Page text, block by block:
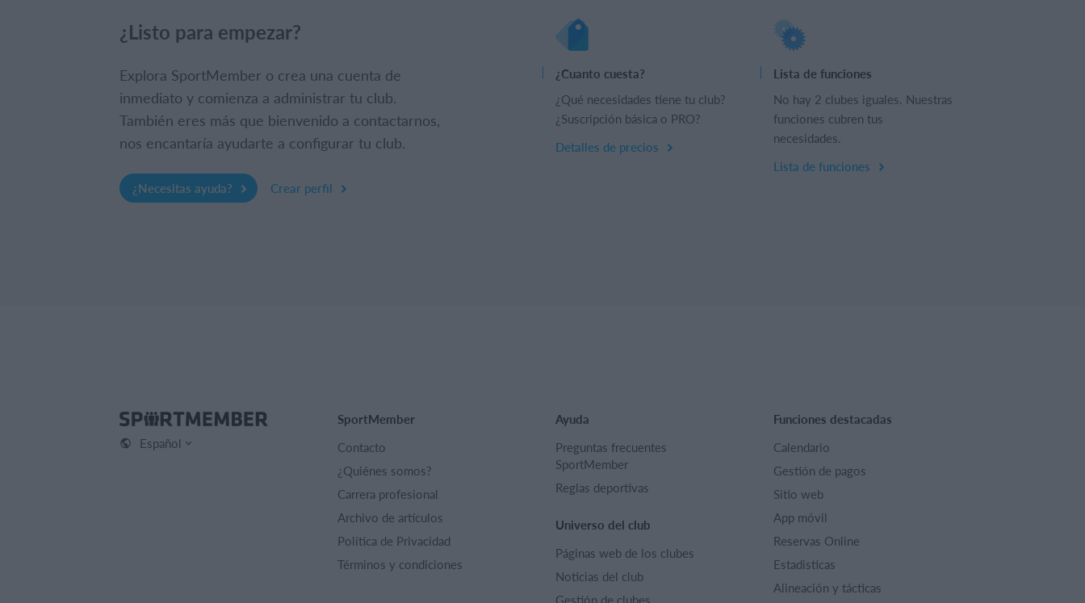
¿Listo para empezar?
Explora SportMember o crea una cuenta de
inmediato y comienza a administrar tu club.
También eres más que bienvenido a contactarnos,
nos encantaría ayudarte a configurar tu club.
¿Necesitas ayuda? Crear perfil
¿Cuanto cuesta?
¿Qué necesidades tiene tu club?
¿Suscripción básica o PRO?
Detalles de precios
Lista de funciones
No hay 2 clubes iguales. Nuestras
funciones cubren tus
necesidades.
Lista de funciones
Español
SportMember
Contacto
¿Quiénes somos?
Carrera profesional
Archivo de artículos
Política de Privacidad
Términos y condiciones
Ayuda
Preguntas frecuentes
SportMember
Reglas deportivas
Universo del club
Páginas web de los clubes
Noticias del club
Gestión de clubes
Funciones destacadas
Calendario
Gestión de pagos
Sitio web
App móvil
Reservas Online
Estadisticas
Alineación y tácticas